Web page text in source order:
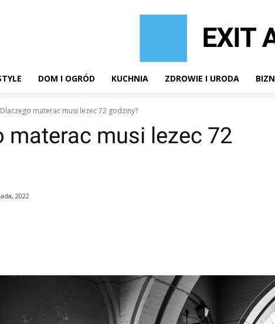
DOM I OGRÓD KUCHNIA ZDROWIE I URODA
Dlaczego materac musi lezec 72 godziny?
materac musi lezec 72
2022